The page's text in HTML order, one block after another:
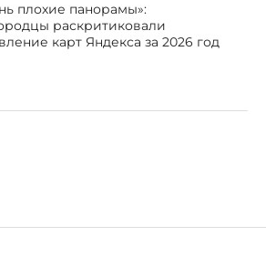
плохие панорамы»:
раскритиковали
карт Яндекса за 2026 год